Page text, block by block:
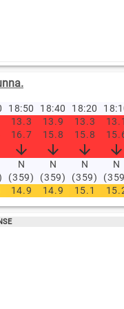
18:50 18:40 18:20
13.3 13.9 13.3 13.1
16.7 15.8 15.8
N
(359)
N
(359)
N
(359)
N
14.9 14.9 15.1